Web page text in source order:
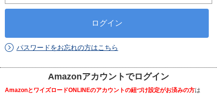
パスワードをお忘れの方はこちら
Amazonアカウントでログイン
AmazonとワイズロードONLINEのアカウントの紐づけ設定がお済みの方は